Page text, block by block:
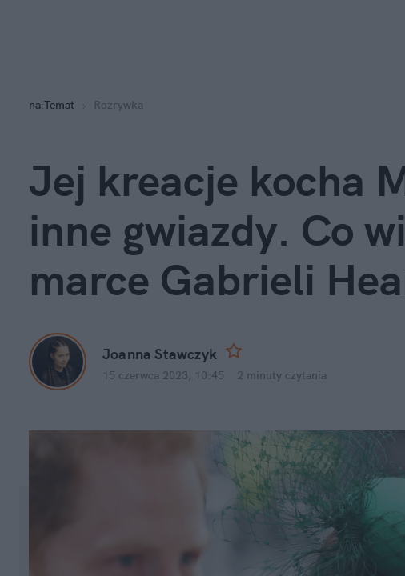
na:Temat Rozrywka
Jej kreacje kocha
inne gwiazdy. Co
marce Gabrieli
Joanna Stawczyk
15 czerwca 2023, 10:45 2 minuty czytania